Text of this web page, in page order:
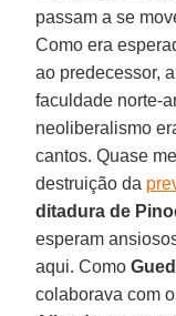
passam a se
Como era
ao predecessor,
faculdade norte-
neoliberalismo
cantos. Quase
destruição da
ditadura de
esperam
aqui. Como
colaborava com